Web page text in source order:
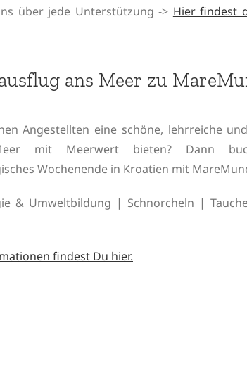
über jede Unterstützung -> Hier findest
ans Meer zu
Angestellten eine schöne, lehrreiche
mit Meerwert bieten? Dann
Wochenende in Kroatien mit
& Umweltbildung | Schnorcheln |
findest Du hier.